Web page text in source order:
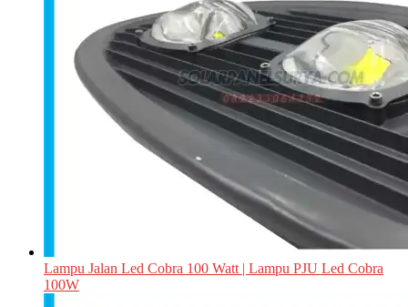
Lampu Jalan Led Cobra 100 Watt | Lampu PJU Led Cobra
100W